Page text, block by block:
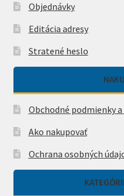
Objednávky
Editácia adresy
Stratené heslo
Obchodné podmienky
Ako nakupovať
Ochrana osobných